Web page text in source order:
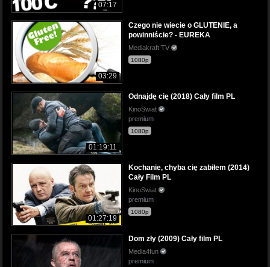
07:17
03:29
Czego nie wiecie o GLUTENIE, a
powinniście? - EUREKA
Mediakraft TV
1080p
01:19:11
Odnajdę cię (2018) Cały film PL
KinoSwiat
premium
1080p
01:27:19
Kochanie, chyba cię zabiłem (2014)
Cały Film PL
KinoSwiat
premium
1080p
Dom zły (2009) Cały film PL
Media4fun
premium